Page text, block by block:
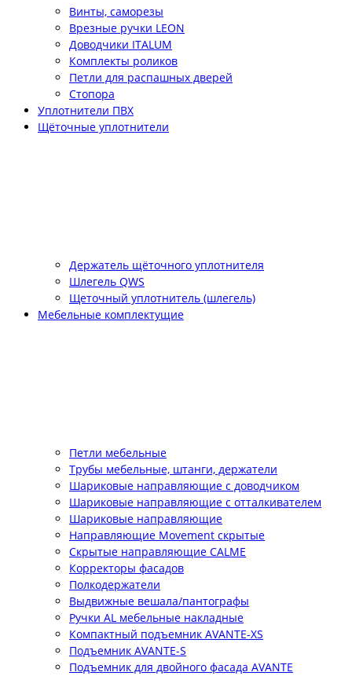
Винты, саморезы
Врезные ручки LEON
Доводчики ITALUM
Комплекты роликов
Петли для распашных дверей
Стопора
Уплотнители ПВХ
Щёточные уплотнители
Держатель щёточного уплотнителя
Шлегель QWS
Щеточный уплотнитель (шлегель)
Мебельные комплектущие
Петли мебельные
Трубы мебельные, штанги, держатели
Шариковые направляющие с доводчиком
Шариковые направляющие с отталкивателем
Шариковые направляющие
Направляющие Movement скрытые
Скрытые направляющие CALME
Корректоры фасадов
Полкодержатели
Выдвижные вешала/пантографы
Ручки AL мебельные накладные
Компактный подъемник АVANTE-XS
Подъемник АVANTE-S
Подъемник для двойного фасада АVANTE